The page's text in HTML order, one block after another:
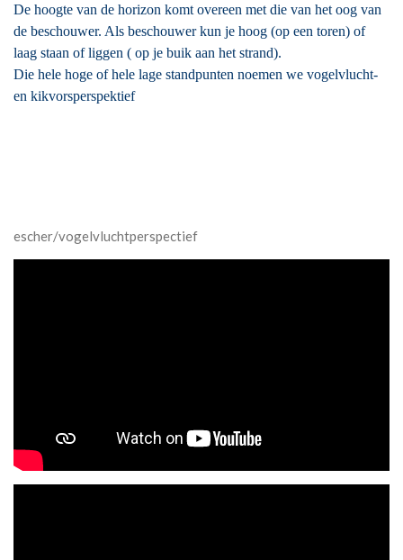
De hoogte van de horizon komt overeen met die van het oog van
de beschouwer. Als beschouwer kun je hoog (op een toren) of
laag staan of liggen ( op je buik aan het strand).
Die hele hoge of hele lage standpunten noemen we vogelvlucht-
en kikvorsperspektief
escher/vogelvluchtperspectief